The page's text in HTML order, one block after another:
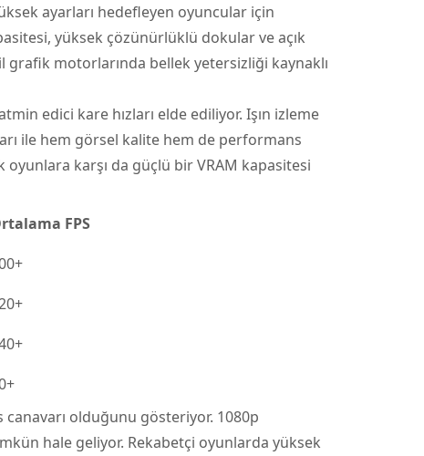
ayarları hedefleyen oyuncular için
yüksek çözünürlüklü dokular ve açık
grafik motorlarında bellek yetersizliği kaynaklı
edici kare hızları elde ediliyor. Işın izleme
ile hem görsel kalite hem de performans
oyunlara karşı da güçlü bir VRAM kapasitesi
FPS
olduğunu gösteriyor. 1080p
hale geliyor. Rekabetçi oyunlarda yüksek